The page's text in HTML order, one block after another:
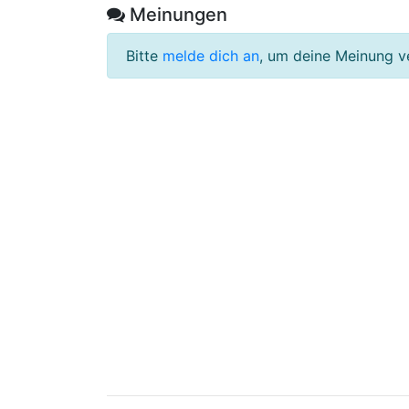
Meinungen
Bitte melde dich an, um deine Meinung